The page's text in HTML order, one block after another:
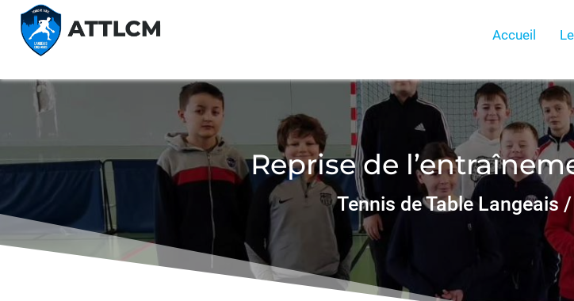
Accueil
Reprise de
Tennis de Table Langeais